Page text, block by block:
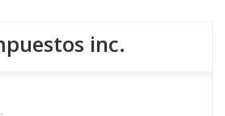
inc.